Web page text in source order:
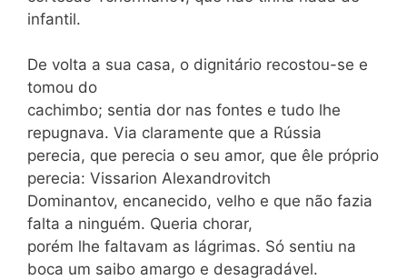
infantil.
De volta a sua casa, o dignitário recostou-se e
tomou do
cachimbo; sentia dor nas fontes e tudo lhe
repugnava. Via claramente que a Rússia
perecia, que perecia o seu amor, que êle próprio
perecia: Vissarion Alexandrovitch
Dominantov, encanecido, velho e que não fazia
falta a ninguém. Queria chorar,
porém lhe faltavam as lágrimas. Só sentiu na
boca um saibo amargo e desagradável.